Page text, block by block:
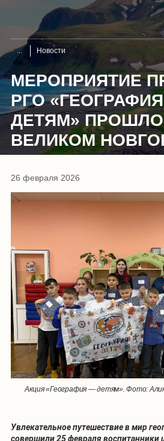
Новости
МЕРОПРИЯТИЕ
РГО
ДЕТЯМ»
ВЕЛИКОМ
26 февраля 2026
Акция «География — детям». Фото:
Увлекательное путешествие в мир
совершили 25 февраля